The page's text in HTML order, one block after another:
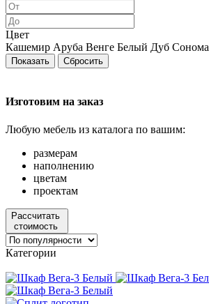
Цвет
Кашемир Аруба Венге Белый Дуб Сонома
Изготовим на заказ
Любую мебель из каталога по вашим:
размерам
наполнению
цветам
проектам
Рассчитать
стоимость
Категории